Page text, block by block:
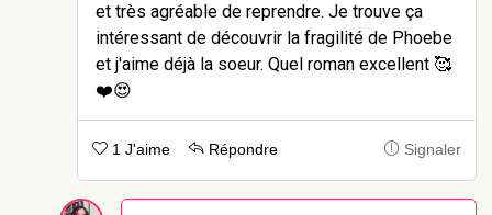
et très agréable de reprendre. Je trouve ça
intéressant de découvrir la fragilité de Phoebe
et j'aime déjà la soeur. Quel roman excellent 🥰
❤️😍
1 J'aime Répondre Signaler